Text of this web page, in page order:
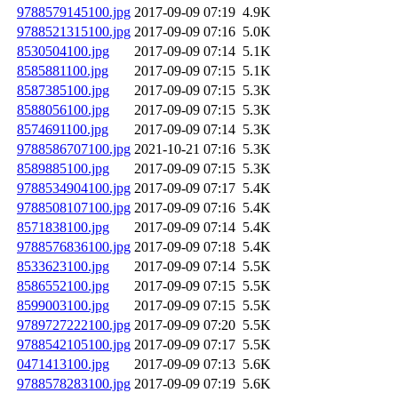
9788579145100.jpg 2017-09-09 07:19 4.9K
9788521315100.jpg 2017-09-09 07:16 5.0K
8530504100.jpg
2017-09-09 07:14 5.1K
8585881100.jpg
2017-09-09 07:15 5.1K
8587385100.jpg
2017-09-09 07:15 5.3K
8588056100.jpg
2017-09-09 07:15 5.3K
8574691100.jpg
2017-09-09 07:14 5.3K
9788586707100.jpg 2021-10-21 07:16 5.3K
8589885100.jpg
2017-09-09 07:15 5.3K
9788534904100.jpg 2017-09-09 07:17 5.4K
9788508107100.jpg 2017-09-09 07:16 5.4K
8571838100.jpg
2017-09-09 07:14 5.4K
9788576836100.jpg 2017-09-09 07:18 5.4K
8533623100.jpg
2017-09-09 07:14 5.5K
8586552100.jpg
2017-09-09 07:15 5.5K
8599003100.jpg
2017-09-09 07:15 5.5K
9789727222100.jpg 2017-09-09 07:20 5.5K
9788542105100.jpg 2017-09-09 07:17 5.5K
0471413100.jpg
2017-09-09 07:13 5.6K
9788578283100.jpg 2017-09-09 07:19 5.6K